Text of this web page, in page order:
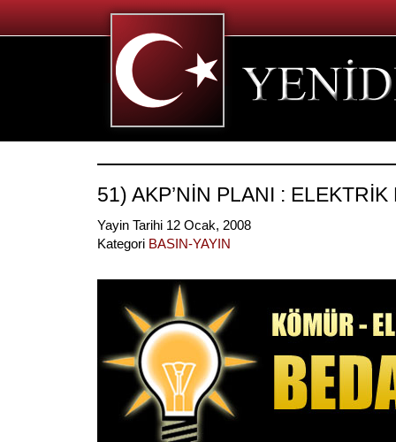
51) AKP’NİN PLANI : ELEKTRİK
Yayin Tarihi 12 Ocak, 2008
Kategori BASIN-YAYIN